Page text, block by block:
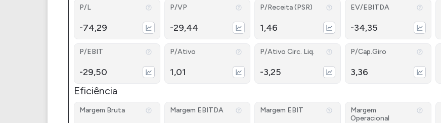
P/L
-74,29
P/VP
-29,44
P/Receita (PSR)
1,46
EV/EBITDA
-34,35
P/EBIT
-29,50
P/Ativo
1,01
P/Ativo Circ. Liq.
-3,25
P/Cap.Giro
3,36
Eficiência
Margem Bruta Margem EBITDA Margem EBIT
Margem
Operacional